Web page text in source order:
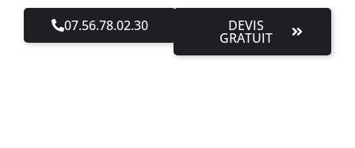
07.56.78.02.30 DEVIS
GRATUIT